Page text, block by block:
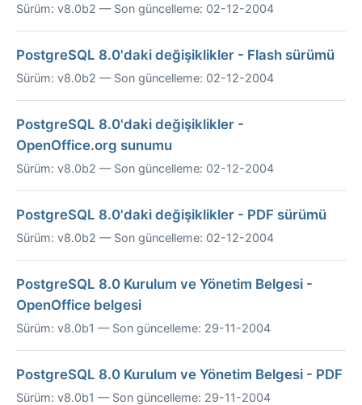
Sürüm: v8.0b2 — Son güncelleme: 02-12-2004
PostgreSQL 8.0'daki değişiklikler - Flash sürümü
Sürüm: v8.0b2 — Son güncelleme: 02-12-2004
PostgreSQL 8.0'daki değişiklikler -
OpenOffice.org sunumu
Sürüm: v8.0b2 — Son güncelleme: 02-12-2004
PostgreSQL 8.0'daki değişiklikler - PDF sürümü
Sürüm: v8.0b2 — Son güncelleme: 02-12-2004
PostgreSQL 8.0 Kurulum ve Yönetim Belgesi -
OpenOffice belgesi
Sürüm: v8.0b1 — Son güncelleme: 29-11-2004
PostgreSQL 8.0 Kurulum ve Yönetim Belgesi - PDF
Sürüm: v8.0b1 — Son güncelleme: 29-11-2004